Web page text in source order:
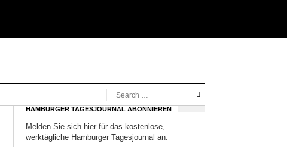
HAMBURGER TAGESJOURNAL ABONNIEREN
Melden Sie sich hier für das kostenlose,
werktägliche Hamburger Tagesjournal an: